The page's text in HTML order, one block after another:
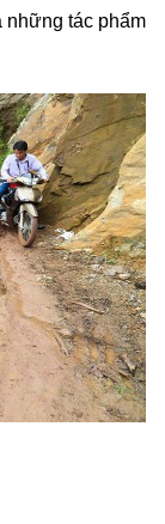
những tác phẩm